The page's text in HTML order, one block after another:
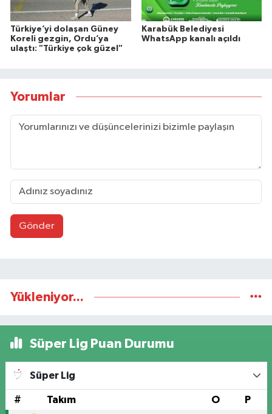
Türkiye’yi dolaşan Güney
Koreli gezgin, Ordu’ya
ulaştı: "Türkiye çok güzel"
Karabük Belediyesi
WhatsApp kanalı açıldı
Yorumlar
Gönder
Yükleniyor...
Süper Lig Puan Durumu
Süper Lig
# Takım O P